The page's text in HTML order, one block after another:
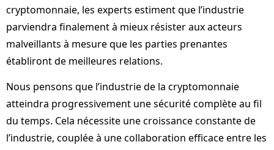
cryptomonnaie, les experts estiment que l’industrie
parviendra finalement à mieux résister aux acteurs
malveillants à mesure que les parties prenantes
établiront de meilleures relations.
Nous pensons que l’industrie de la cryptomonnaie
atteindra progressivement une sécurité complète au fil
du temps. Cela nécessite une croissance constante de
l’industrie, couplée à une collaboration efficace entre les